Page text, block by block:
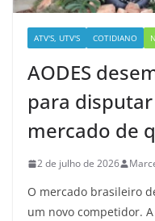
ATV'S, UTV'S COTIDIANO
AODES
para
mercado de
2 de julho de 2026
O mercado brasileiro
um novo competidor.